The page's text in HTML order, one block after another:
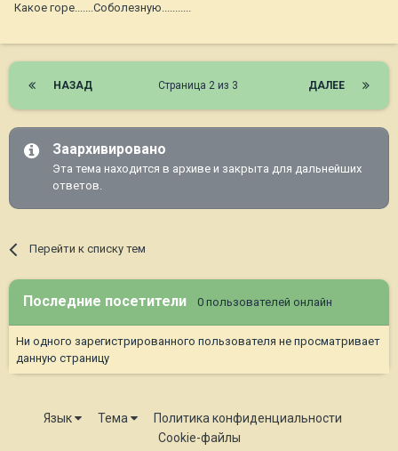
Какое горе.......Соболезную...........
НАЗАД ДАЛЕЕ
Страница 2 из 3
Заархивировано
Эта тема находится в архиве и закрыта для дальнейших
ответов.
Перейти к списку тем
Последние посетители 0 пользователей онлайн
Ни одного зарегистрированного пользователя не просматривает
данную страницу
Язык Тема
Политика конфиденциальности
Cookie-файлы